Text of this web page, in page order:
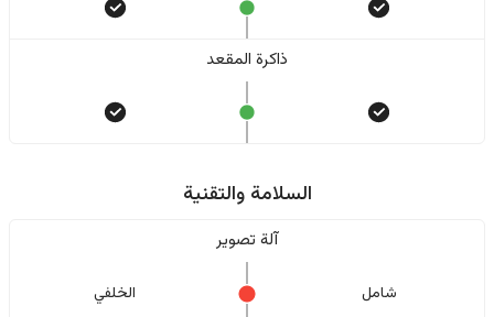
ذاكرة المقعد
السلامة والتقنية
آلة تصوير
شامل الخلفي